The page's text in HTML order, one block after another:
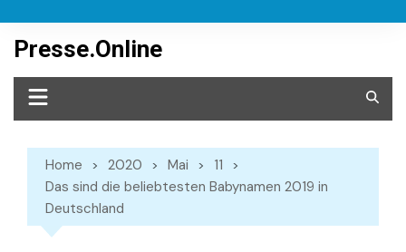
content
Presse.Online
Home 2020 Mai
11
Das sind die beliebtesten Babynamen 2019 in
Deutschland